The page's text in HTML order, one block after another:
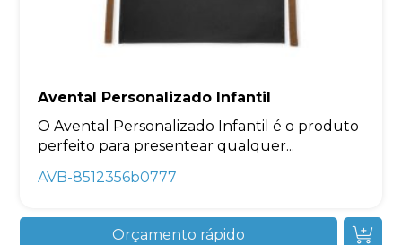
Avental Personalizado Infantil
O Avental Personalizado Infantil é o produto
perfeito para presentear qualquer...
AVB-8512356b0777
Orçamento rápido